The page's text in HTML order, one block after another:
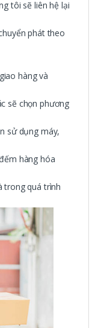
tôi sẽ liên hệ lại
phát theo
hàng và
sẽ chọn phương
sử dụng máy,
hàng hóa
trong quá trình